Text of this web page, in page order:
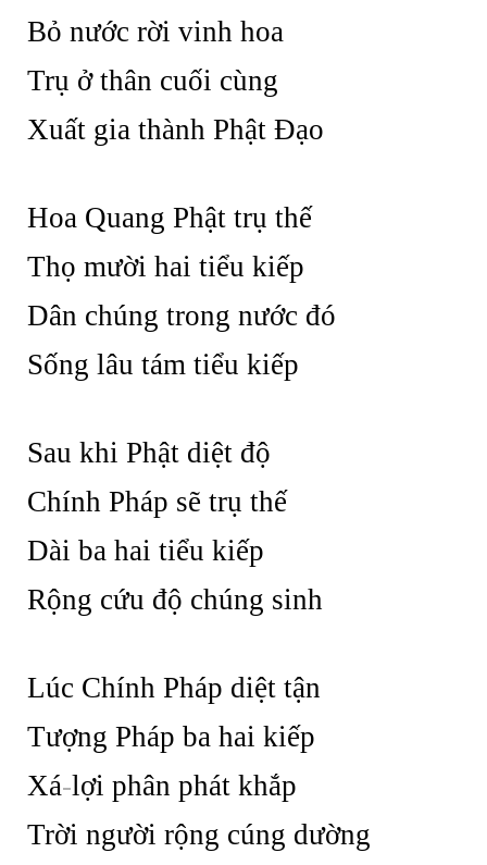
Bỏ nước rời vinh hoa
Trụ ở thân cuối cùng
Xuất gia thành Phật Đạo
Hoa Quang Phật trụ thế
Thọ mười hai tiểu kiếp
Dân chúng trong nước đó
Sống lâu tám tiểu kiếp
Sau khi Phật diệt độ
Chính Pháp sẽ trụ thế
Dài ba hai tiểu kiếp
Rộng cứu độ chúng sinh
Lúc Chính Pháp diệt tận
Tượng Pháp ba hai kiếp
Xá-lợi phân phát khắp
Trời người rộng cúng dường